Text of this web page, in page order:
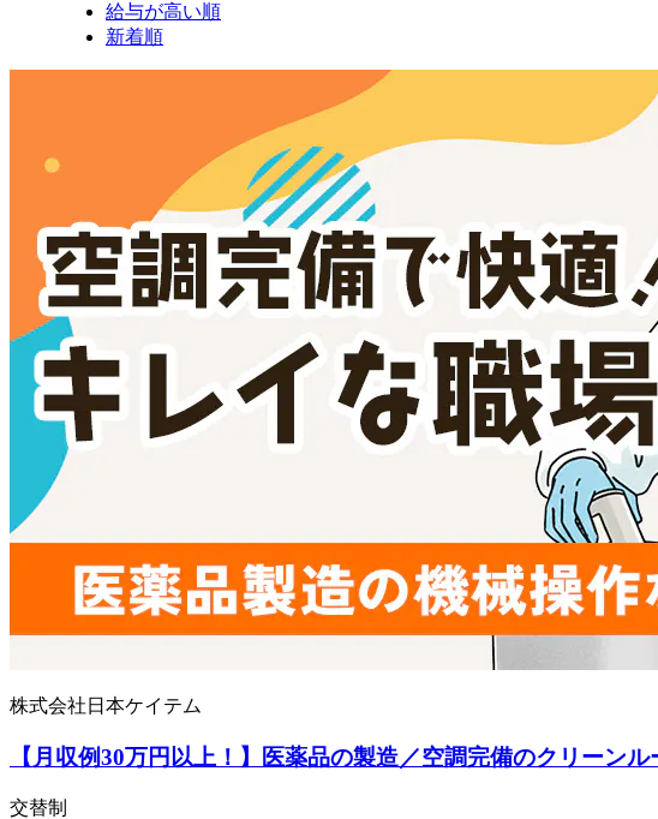
給与が高い順
新着順
株式会社日本ケイテム
【月収例30万円以上！】医薬品の製造／空調完備のクリーン
交替制